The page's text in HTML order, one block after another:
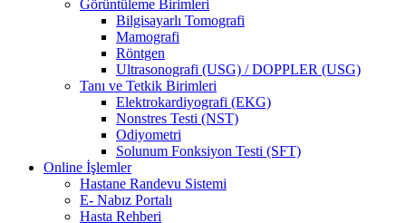
Görüntüleme Birimleri
Bilgisayarlı Tomografi
Mamografi
Röntgen
Ultrasonografi (USG) / DOPPLER (USG)
Tanı ve Tetkik Birimleri
Elektrokardiyografi (EKG)
Nonstres Testi (NST)
Odiyometri
Solunum Fonksiyon Testi (SFT)
Online İşlemler
Hastane Randevu Sistemi
E- Nabız Portalı
Hasta Rehberi